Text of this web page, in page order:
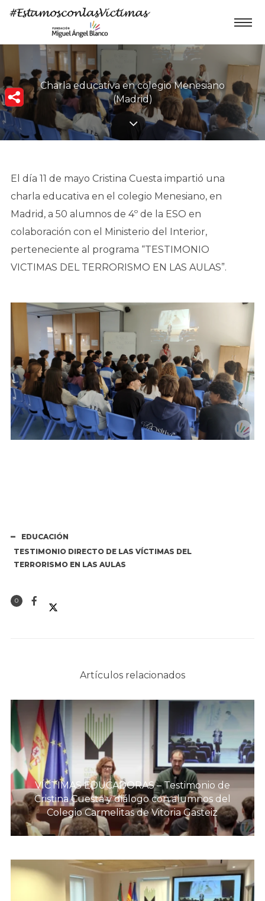
Charla educativa en colegio Menesiano
(Madrid)
El día 11 de mayo Cristina Cuesta impartió una
charla educativa en el colegio Menesiano, en
Madrid, a 50 alumnos de 4º de la ESO en
colaboración con el Ministerio del Interior,
perteneciente al programa “TESTIMONIO
VICTIMAS DEL TERRORISMO EN LAS AULAS”.
EDUCACIÓN
TESTIMONIO DIRECTO DE LAS VÍCTIMAS DEL
TERRORISMO EN LAS AULAS
0
Artículos relacionados
VÍCTIMAS EDUCADORAS – Testimonio de
Cristina Cuesta y diálogo con alumnos del
Colegio Carmelitas de Vitoria Gasteiz